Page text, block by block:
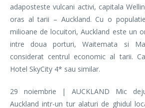
adaposteste vulcani activi, capitala
oras al tarii – Auckland. Cu o
milioane de locuitori, Auckland este un
intre doua porturi, Waitemata si
considerat centrul economic al tarii.
Hotel SkyCity 4* sau similar.
29 noiembrie | AUCKLAND Mic
Auckland intr-un tur alaturi de ghidul